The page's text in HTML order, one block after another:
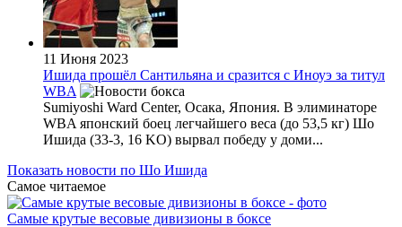
11 Июня 2023
Ишида прошёл Сантильяна и сразится с Иноуэ за титул
WBA
Sumiyoshi Ward Center, Осака, Япония. В элиминаторе
WBA японский боец легчайшего веса (до 53,5 кг) Шо
Ишида (33-3, 16 KO) вырвал победу у доми...
Показать новости по Шо Ишида
Самое читаемое
Самые крутые весовые дивизионы в боксе